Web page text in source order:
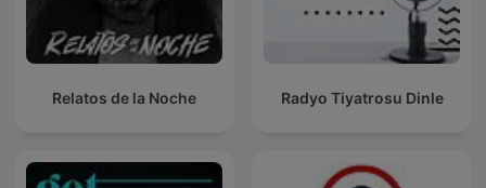
Relatos de la Noche Radyo Tiyatrosu Dinle